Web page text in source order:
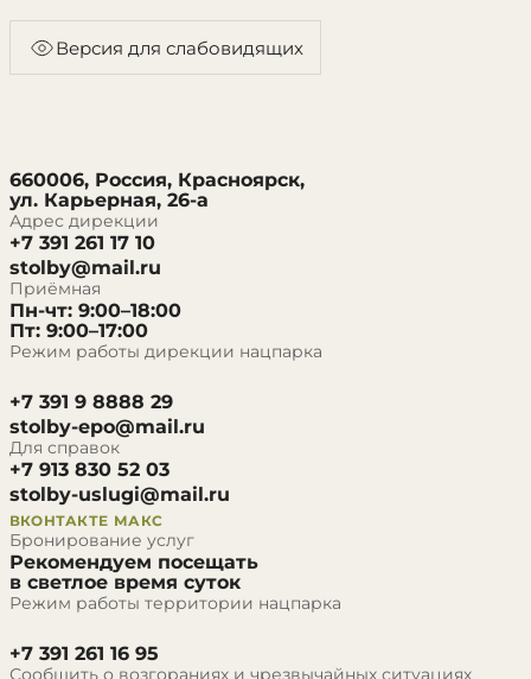
Версия для слабовидящих
660006, Россия, Красноярск,
ул. Карьерная, 26-а
Адрес дирекции
+7 391 261 17 10
stolby@mail.ru
Приёмная
Пн-чт: 9:00–18:00
Пт: 9:00–17:00
Режим работы дирекции нацпарка
+7 391 9 8888 29
stolby-epo@mail.ru
Для справок
+7 913 830 52 03
stolby-uslugi@mail.ru
ВКОНТАКТЕ МАКС
Бронирование услуг
Рекомендуем посещать
в светлое время суток
Режим работы территории нацпарка
+7 391 261 16 95
Сообщить о возгораниях и чрезвычайных ситуациях